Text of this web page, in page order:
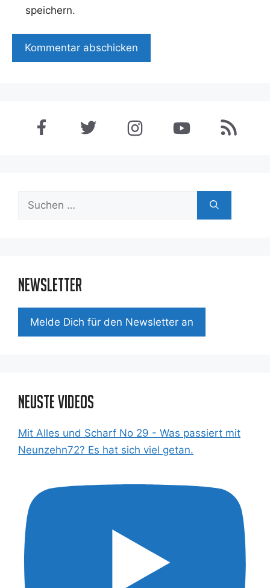
speichern.
Suchen
Newsletter
Mel­de Dich für den News­let­ter an
Neuste Videos
Mit Alles und Scharf No 29 - Was passiert mit
Neunzehn72? Es hat sich viel getan.